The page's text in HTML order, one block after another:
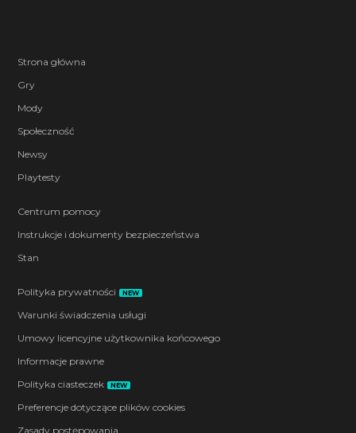
Strona główna
Gry
Mody
Społeczność
Newsy
Playtesty
Centrum pomocy
Instrukcje i dokumenty bezpieczeństwa
Stan
Polityka prywatności NEW
Warunki świadczenia usługi
Umowy licencyjne użytkownika końcowego
Informacje prawne
Polityka ciasteczek
NEW
Preferencje dotyczące plików cookies
Zasady postępowania